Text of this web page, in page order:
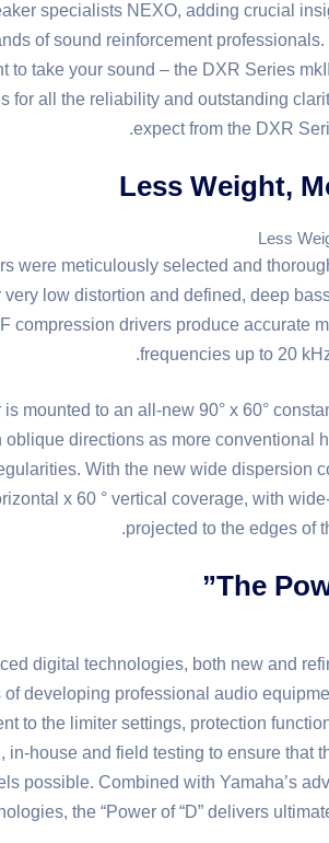
specialists NEXO, adding crucial
of sound reinforcement professionals.
take your sound – the DXR Series
all the reliability and outstanding
expect from the DXR
Less Weight,
were meticulously selected and
low distortion and defined, deep
compression drivers produce accurate
frequencies up to 20
mounted to an all-new 90° x 60°
directions as more conventional
With the new wide dispersion
x 60 ° vertical coverage, with
projected to the edges of
The
digital technologies, both new and
developing professional audio
to the limiter settings, protection
house and field testing to ensure that
possible. Combined with Yamaha’s
the “Power of “D” delivers